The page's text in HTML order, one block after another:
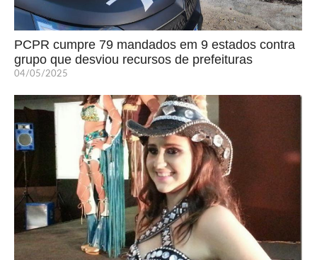
PCPR cumpre 79 mandados em 9 estados contra
grupo que desviou recursos de prefeituras
04/05/2025